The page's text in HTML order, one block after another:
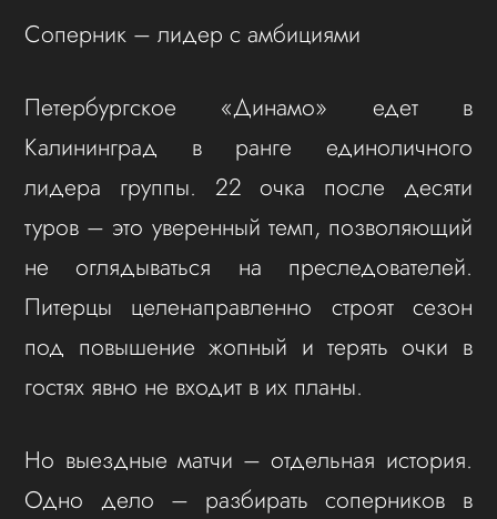
Соперник – лидер с амбициями
Петербургское «Динамо» едет в
Калининград в ранге единоличного
лидера группы. 22 очка после десяти
туров – это уверенный темп, позволяющий
не оглядываться на преследователей.
Питерцы целенаправленно строят сезон
под повышение жопный и терять очки в
гостях явно не входит в их планы.
Но выездные матчи – отдельная история.
Одно дело – разбирать соперников в